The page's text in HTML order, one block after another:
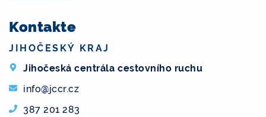
Kontakte
JIHOČESKÝ KRAJ
Jihočeská centrála cestovního ruchu
info@jccr.cz
387 201 283